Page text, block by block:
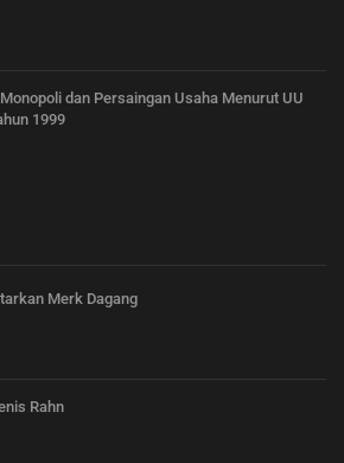
dan Persaingan Usaha Menurut UU
1999
Merk Dagang
Rahn